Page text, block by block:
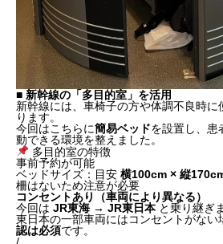
■ 新幹線の「多目的室」を活用
新幹線には、車椅子の方や体調不良時に
ります。
今回はこちらに簡易ベッドを設置し、患
動できる環境を整えました。
多目的室の特徴
事前予約が可能
ベッドサイズ：目安 横100cm × 縦
柵はないため注意が必要
コンセントあり（車両により異なる）
今回は JR東海 → JR東日本と乗り継ぎ
東日本の一部車両にはコンセントがない
認は必須です。
/